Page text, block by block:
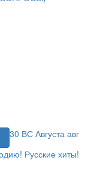
30 ВС Августа авг